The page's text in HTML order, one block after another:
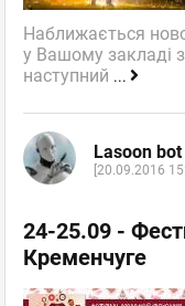
Наближається
у Вашому закладі
наступний ...
Lasoon bot
[20.09.2016
24-25.09 -
Кременчуге